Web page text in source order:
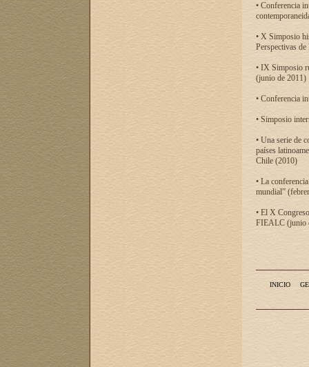
• Conferencia
• X Simposio
Perspectivas
• IX Simposio
(junio de 2011)
• Conferencia
• Simposio
• Una serie de
países
Chile (2010)
• La
mundial”
• El X
FIEALC (junio
INICIO